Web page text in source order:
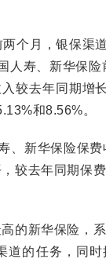
月，银保渠道
人寿、新华保
较去年同期增
和8.56%。
新华保险保费
较去年同期保
新华保险，系
道的任务，同